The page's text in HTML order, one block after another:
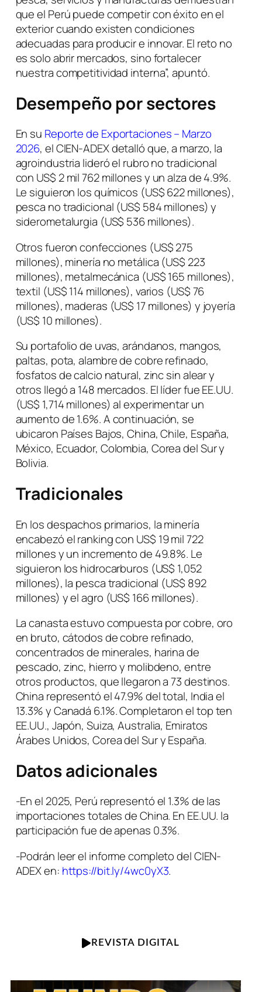
REVISTA DIGITAL
que el Perú puede competir con éxito en el
exterior cuando existen condiciones
adecuadas para producir e innovar. El reto no
es solo abrir mercados, sino fortalecer
nuestra competitividad interna”, apuntó.
Desempeño por sectores
En su Reporte de Exportaciones – Marzo
2026, el CIEN-ADEX detalló que, a marzo, la
agroindustria lideró el rubro no tradicional
con US$ 2 mil 762 millones y un alza de 4.9%.
Le siguieron los químicos (US$ 622 millones),
pesca no tradicional (US$ 584 millones) y
siderometalurgia (US$ 536 millones).
Otros fueron confecciones (US$ 275
millones), minería no metálica (US$ 223
millones), metalmecánica (US$ 165 millones),
textil (US$ 114 millones), varios (US$ 76
millones), maderas (US$ 17 millones) y joyería
(US$ 10 millones).
Su portafolio de uvas, arándanos, mangos,
paltas, pota, alambre de cobre refinado,
fosfatos de calcio natural, zinc sin alear y
otros llegó a 148 mercados. El líder fue EE.UU.
(US$ 1,714 millones) al experimentar un
aumento de 1.6%. A continuación, se
ubicaron Países Bajos, China, Chile, España,
México, Ecuador, Colombia, Corea del Sur y
Bolivia.
Tradicionales
En los despachos primarios, la minería
encabezó el ranking con US$ 19 mil 722
millones y un incremento de 49.8%. Le
siguieron los hidrocarburos (US$ 1,052
millones), la pesca tradicional (US$ 892
millones) y el agro (US$ 166 millones).
La canasta estuvo compuesta por cobre, oro
en bruto, cátodos de cobre refinado,
concentrados de minerales, harina de
pescado, zinc, hierro y molibdeno, entre
otros productos, que llegaron a 73 destinos.
China representó el 47.9% del total, India el
13.3% y Canadá 6.1%. Completaron eltop ten
EE.UU., Japón, Suiza, Australia, Emiratos
Árabes Unidos, Corea del Sur y España.
Datos adicionales
-En el 2025, Perú representó el 1.3% de las
importaciones totales de China. En EE.UU. la
participación fue de apenas 0.3%.
-Podrán leer el informe completo del CIEN-
ADEX en: https://bit.ly/4wc0yX3.